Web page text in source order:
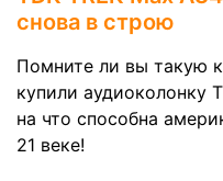
снова в строю
Помните ли вы такую
купили аудиоколонку
на что способна
21 веке!